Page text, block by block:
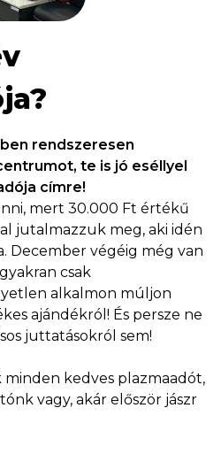
rendszeresen
te is jó eséllyel
címre!
mert 30.000 Ft értékű
jutalmazzuk meg, aki idén
December végéig még van
csak
alkalmon múljon
ajándékról! És persze ne
juttatásokról sem!
kedves plazmaadót,
vagy, akár először jászr